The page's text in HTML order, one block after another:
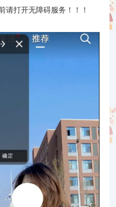
请打开无障碍服务！！！